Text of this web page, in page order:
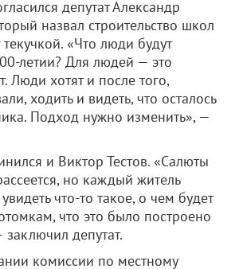
депутат Александр
назвал строительство школ
«Что люди будут
летии? Для людей — это
Люди хотят и после того,
ходить и видеть, что осталось
Подход нужно изменить», —
и Виктор Тестов. «Салюты
но каждый житель
что-то такое, о чем будет
что это было построено
депутат.
комиссии по местному